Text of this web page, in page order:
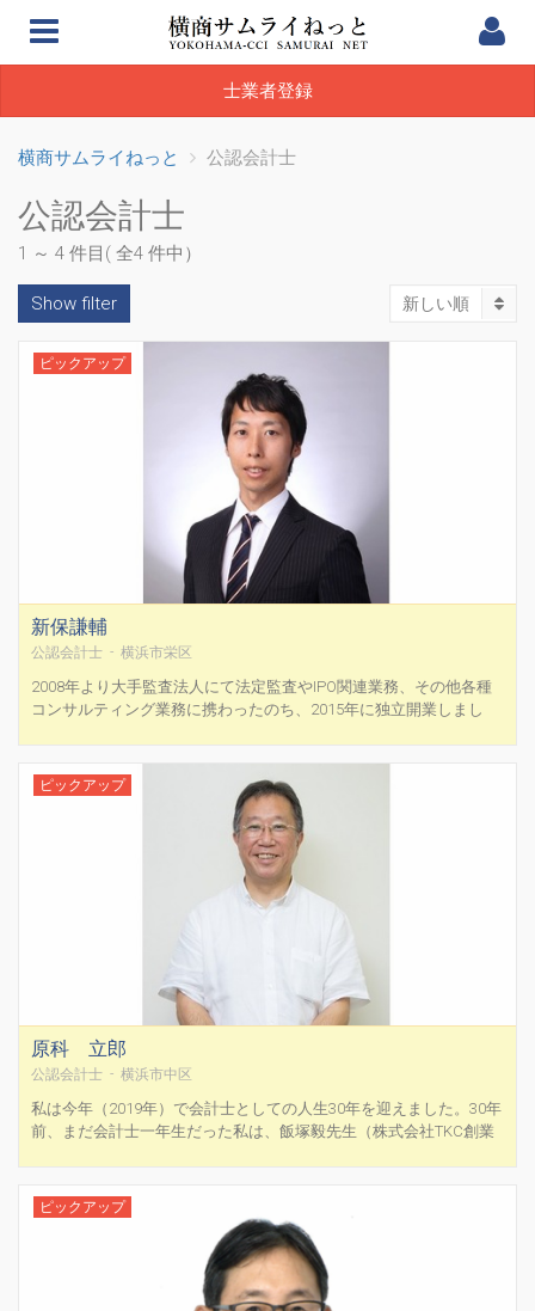
士業者登録
横商サムライねっと 公認会計士
公認会計士
1 ～ 4 件目( 全4 件中）
Show filter 新しい順
ピックアップ
新保謙輔
公認会計士 - 横浜市栄区
2008年より大手監査法人にて法定監査やIPO関連業務、その他各種
コンサルティング業務に携わったのち、2015年に独立開業しまし
ライアントの経営課題解決のため、会社メンバーに伴走...
ピックアップ
原科 立郎
公認会計士 - 横浜市中区
私は今年（2019年）で会計士としての人生30年を迎えました。30年
前、まだ会計士一年生だった私は、飯塚毅先生（株式会社TKC創業
てお客様の質問には常に三つの答えを用意することが...
ピックアップ